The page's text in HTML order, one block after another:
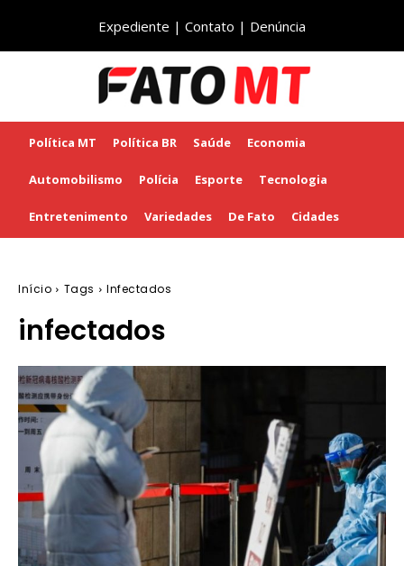
Expediente | Contato | Denúncia
Política MT Política BR Saúde Economia
Automobilismo Polícia Esporte Tecnologia
Entretenimento Variedades De Fato Cidades
Início Tags Infectados
infectados